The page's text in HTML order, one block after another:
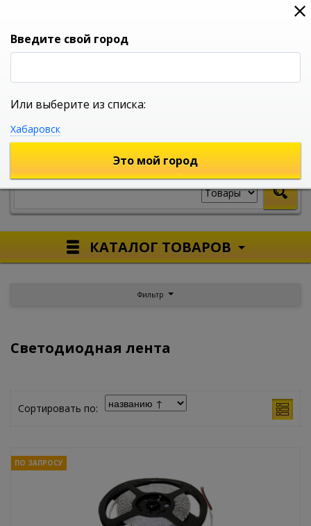
0
УНИВЕРСАЛЬНЫЙ ИНТЕРНЕТ МАГАЗИН
КАТАЛОГ ТОВАРОВ
Фильтр
Светодиодная лента
Сортировать по:
ПО ЗАПРОСУ
Введите свой город
Или выберите из списка:
Хабаровск
Это мой город